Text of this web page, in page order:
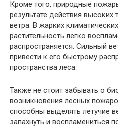
Кроме того, природные
результате действия высоких
ветра. В жарких
растительность легко
распространяется. Сильный
привести к его быстрому
пространства леса.
Также не стоит забывать о
возникновения лесных
способны выделять летучие
запахнуть и воспламениться